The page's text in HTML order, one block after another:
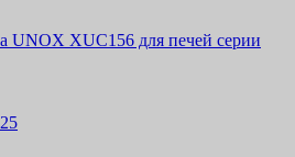
UNOX XUC156 для печей серии